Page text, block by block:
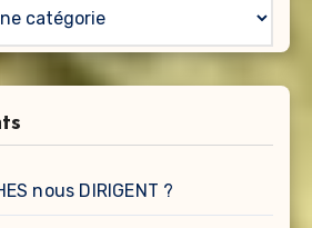
nous DIRIGENT ?